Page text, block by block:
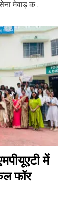
मेवाड़ क...
में
फॉर